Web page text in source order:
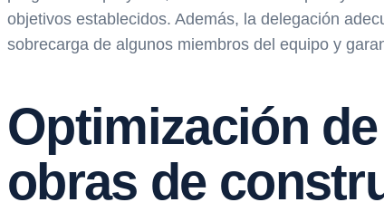
objetivos establecidos. Además, la delegación
sobrecarga de algunos miembros del equipo y
Optimización
obras de